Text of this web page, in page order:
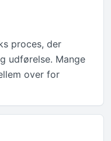
proces, der
udførelse. Mange
over for